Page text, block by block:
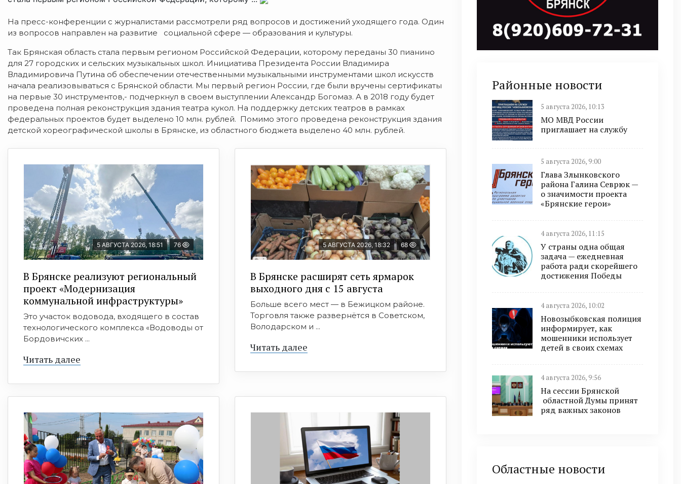
На пресс-конференции с журналистами рассмотрели ряд вопросов и достижений уходящего года. Один
из вопросов направлен на развитие социальной сфере — образования и культуры.
Так Брянская область стала первым регионом Российской Федерации, которому переданы 30 пианино
для 27 городских и сельских музыкальных школ. Инициатива Президента России Владимира
Владимировича Путина об обеспечении отечественными музыкальными инструментами школ искусств
начала реализовываться с Брянской области. Мы первый регион России, где были вручены сертификаты
на первые 30 инструментов,- подчеркнул в своем выступлении Александр Богомаз. А в 2018 году будет
проведена полная реконструкция здания театра кукол. На поддержку детских театров в рамках
федеральных проектов будет выделено 10 млн. рублей. Помимо этого проведена реконструкция здания
детской хореографической школы в Брянске, из областного бюджета выделено 40 млн. рублей.
5 АВГУСТА 2026, 18:51 76
В Брянске реализуют региональный
проект «Модернизация
коммунальной инфраструктуры»
Это участок водовода, входящего в состав
технологического комплекса «Водоводы от
Бордовичских ...
Читать далее
5 АВГУСТА 2026, 18:32 68
В Брянске расширят сеть ярмарок
выходного дня с 15 августа
Больше всего мест — в Бежицком районе.
Торговля также развернётся в Советском,
Володарском и ...
Читать далее
Районные новости
5 августа 2026, 10:13
МО МВД России
приглашает на службу
5 августа 2026, 9:00
Глава Злынковского
района Галина Севрюк —
о значимости проекта
«Брянские герои»
4 августа 2026, 11:15
У страны одна общая
задача — ежедневная
работа ради скорейшего
достижения Победы
4 августа 2026, 10:02
Новозыбковская полиция
информирует, как
мошенники использует
детей в своих схемах
4 августа 2026, 9:56
На сессии Брянской
областной Думы принят
ряд важных законов
Областные новости